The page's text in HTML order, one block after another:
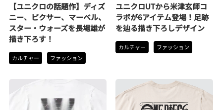
【ユニクロの話題作】ディズ
ニー、ピクサー、マーベル、
スター・ウォーズを長場雄が
描き下ろす！
カルチャー ファッション
ユニクロUTから米津玄師コ
ラボが6アイテム登場！足跡
を辿る描き下ろしデザイン
カルチャー ファッション